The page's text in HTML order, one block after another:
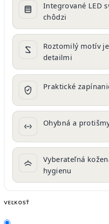
Integrované LED
chôdzi
Roztomilý motív
detailmi
Praktické
Ohybná a
Vyberateľná
hygienu
VEĽKOSŤ